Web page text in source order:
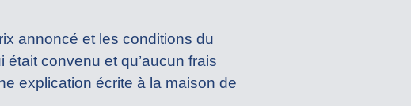
annoncé et les conditions du
convenu et qu’aucun frais
explication écrite à la maison de